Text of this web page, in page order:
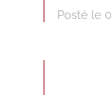
Posté le